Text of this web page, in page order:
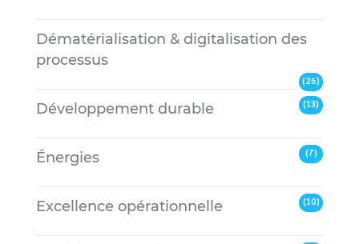
Dématérialisation & digitalisation des
processus
(26)
Développement durable (13)
Énergies (7)
Excellence opérationnelle (10)